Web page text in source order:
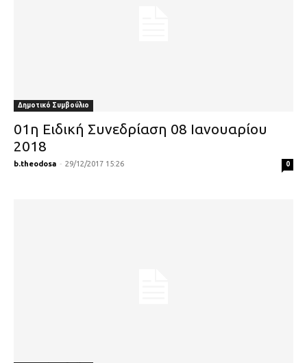
Δημοτικό Συμβούλιο
01η Ειδική Συνεδρίαση 08 Ιανουαρίου
2018
b.theodosa - 29/12/2017 15:26 0